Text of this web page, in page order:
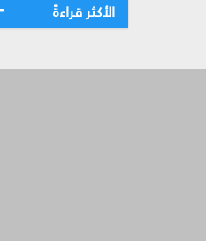
الأكثر قراءةً